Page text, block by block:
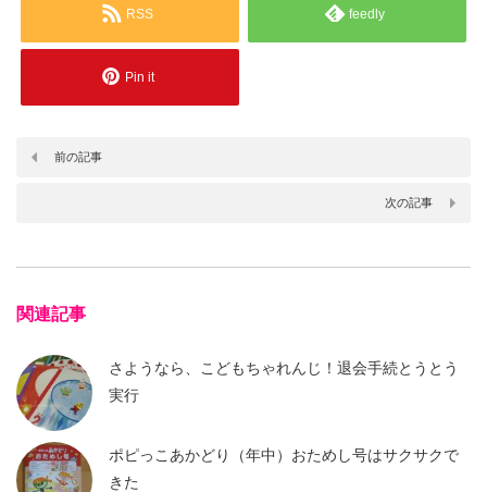
RSS feedly
Pin it
前の記事
次の記事
関連記事
さようなら、こどもちゃれんじ！退会手続とうとう
実行
ポピっこあかどり（年中）おためし号はサクサクで
きた